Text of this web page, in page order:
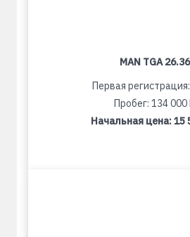
MAN TGA
Первая
Пробег: 134 000
Начальная цена:15